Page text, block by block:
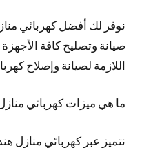
نوفر لك أفضل كهربائي
صيانة وتصليح كافة الأجهزة
اللازمة لصيانة وإصلاح
ما هي ميزات كهربائي
نتميز عبر كهربائي منازل